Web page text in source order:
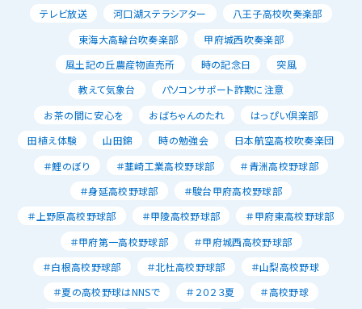
テレビ放送
河口湖ステラシアター
八王子高校吹奏楽部
東海大高輪台吹奏楽部
甲府城西吹奏楽部
風土記の丘農産物直売所
時の記念日
突風
教えて気象台
パソコンサポート詐欺に注意
お茶の間に安心を
おばちゃんのたれ
はっぴい倶楽部
田植え体験
山田錦 時の勉強会
日本航空高校吹奏楽団
＃鯉のぼり
＃韮崎工業高校野球部
＃青洲高校野球部
＃身延高校野球部
＃駿台甲府高校野球部
＃上野原高校野球部
＃甲陵高校野球部
＃甲府東高校野球部
＃甲府第一高校野球部
＃甲府城西高校野球部
＃白根高校野球部
＃北杜高校野球部
＃山梨高校野球
＃夏の高校野球はNNSで
＃２０２３夏
＃高校野球